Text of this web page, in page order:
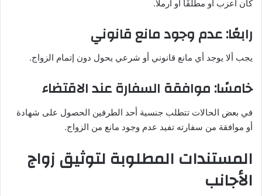
كان أعزب أو مطلقًا أو أرملًا.
رابعًا: عدم وجود مانع قانوني
يجب ألا يوجد أي مانع قانوني أو شرعي يحول دون إتمام الزواج.
خامسًا: موافقة السفارة عند الاقتضاء
في بعض الحالات تتطلب جنسية أحد الطرفين الحصول على شهادة
أو موافقة من سفارته تفيد عدم وجود مانع من الزواج.
المستندات المطلوبة لتوثيق زواج
الأجانب